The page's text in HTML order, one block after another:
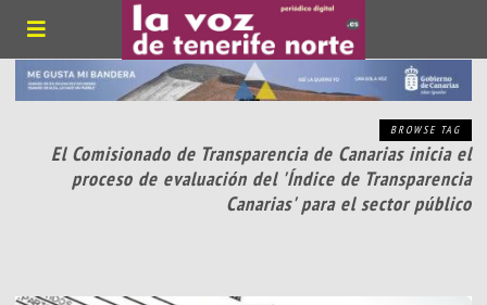
BROWSE TAG
El Comisionado de Transparencia de Canarias inicia el
proceso de evaluación del 'Índice de Transparencia
Canarias' para el sector público